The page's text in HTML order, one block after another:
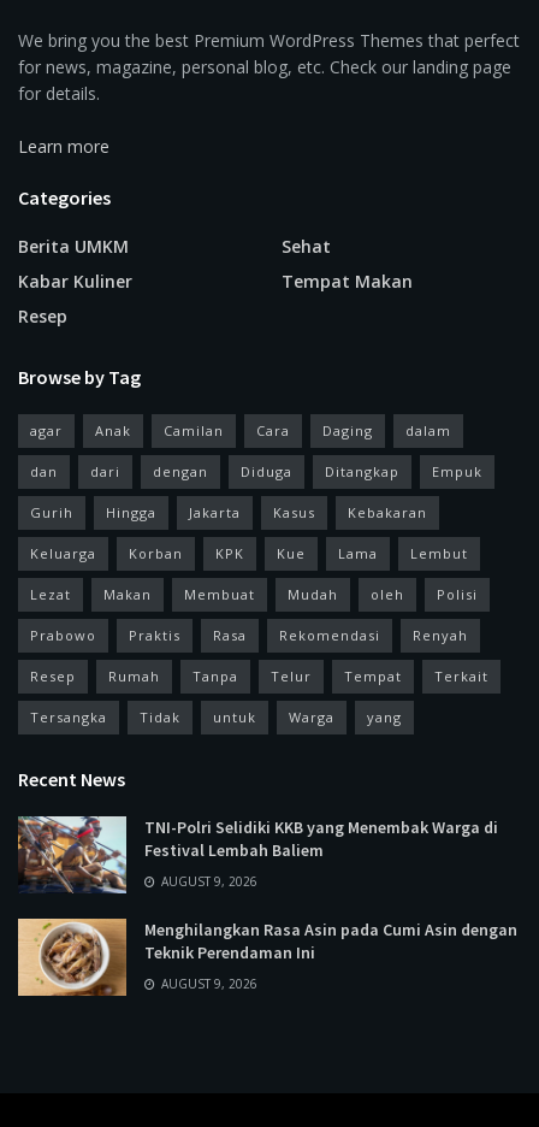
We bring you the best Premium WordPress Themes that perfect
for news, magazine, personal blog, etc. Check our landing page
for details.
Learn more
Categories
Berita UMKM
Kabar Kuliner
Resep
Sehat
Tempat Makan
Browse by Tag
agar Anak Camilan Cara Daging dalam
dan dari dengan Diduga Ditangkap Empuk
Gurih Hingga Jakarta Kasus Kebakaran
Keluarga Korban KPK Kue Lama Lembut
Lezat Makan Membuat Mudah oleh Polisi
Prabowo Praktis Rasa Rekomendasi Renyah
Resep Rumah Tanpa Telur Tempat Terkait
Tersangka Tidak untuk Warga yang
Recent News
TNI-Polri Selidiki KKB yang Menembak Warga di
Festival Lembah Baliem
AUGUST 9, 2026
Menghilangkan Rasa Asin pada Cumi Asin dengan
Teknik Perendaman Ini
AUGUST 9, 2026